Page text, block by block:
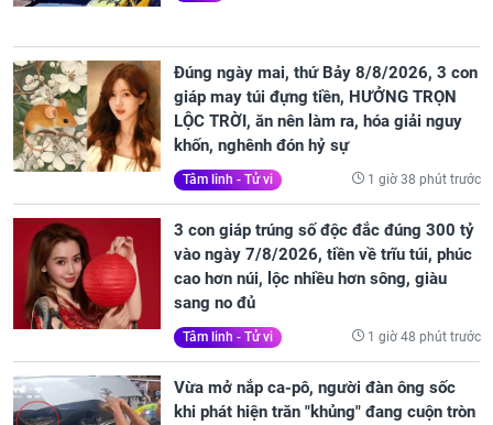
Đúng ngày mai, thứ Bảy 8/8/2026, 3 con
giáp may túi đựng tiền, HƯỞNG TRỌN
LỘC TRỜI, ăn nên làm ra, hóa giải nguy
khốn, nghênh đón hỷ sự
Tâm linh - Tử vi 1 giờ 38 phút trước
3 con giáp trúng số độc đắc đúng 300 tỷ
vào ngày 7/8/2026, tiền về trĩu túi, phúc
cao hơn núi, lộc nhiều hơn sông, giàu
sang no đủ
Tâm linh - Tử vi 1 giờ 48 phút trước
Vừa mở nắp ca-pô, người đàn ông sốc
khi phát hiện trăn "khủng" đang cuộn tròn